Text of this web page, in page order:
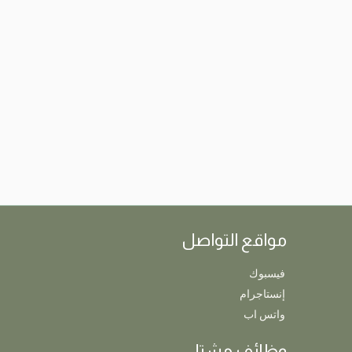
مواقع التواصل
فيسبوك
إنستاجرام
واتس اب